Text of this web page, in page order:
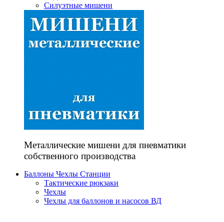
Силуэтные мишени
Металлические мишени для пневматики
собственного производства
Баллоны Чехлы Станции
Тактические рюкзаки
Чехлы
Чехлы для баллонов и насосов ВД